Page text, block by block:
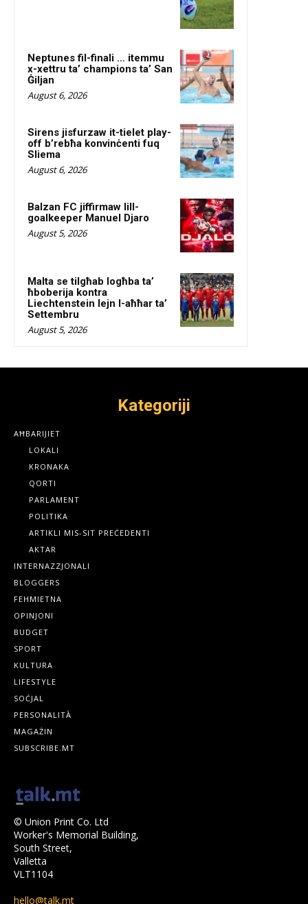
Neptunes fil-finali … itemmu
x-xettru ta’ champions ta’ San
Ġiljan
August 6, 2026
Sirens jisfurzaw it-tielet play-
off b’rebħa konvinċenti fuq
Sliema
August 6, 2026
Balzan FC jiffirmaw lill-
goalkeeper Manuel Djaro
August 5, 2026
Malta se tilgħab logħba ta’
ħboberija kontra
Liechtenstein lejn l-aħħar ta’
Settembru
August 5, 2026
Kategoriji
AĦBARIJIET
LOKALI
KRONAKA
QORTI
PARLAMENT
POLITIKA
ARTIKLI MIS-SIT PREĊEDENTI
AKTAR
INTERNAZZJONALI
BLOGGERS
FEHMIETNA
OPINJONI
BUDGET
SPORT
KULTURA
LIFESTYLE
SOĊJAL
PERSONALITÀ
MAGAŻIN
SUBSCRIBE.MT
© Union Print Co. Ltd
Worker's Memorial Building,
South Street,
Valletta
VLT1104
hello@talk.mt